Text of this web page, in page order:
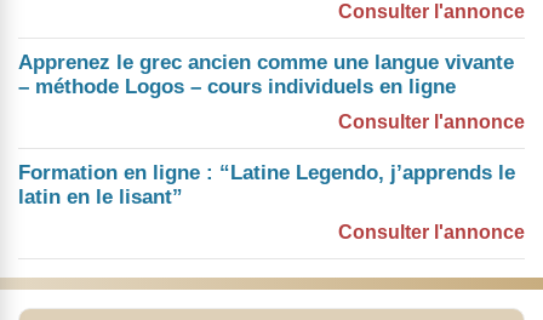
Consulter l'annonce
Apprenez le grec ancien comme une langue vivante
– méthode Logos – cours individuels en ligne
Consulter l'annonce
Formation en ligne : “Latine Legendo, j’apprends le
latin en le lisant”
Consulter l'annonce